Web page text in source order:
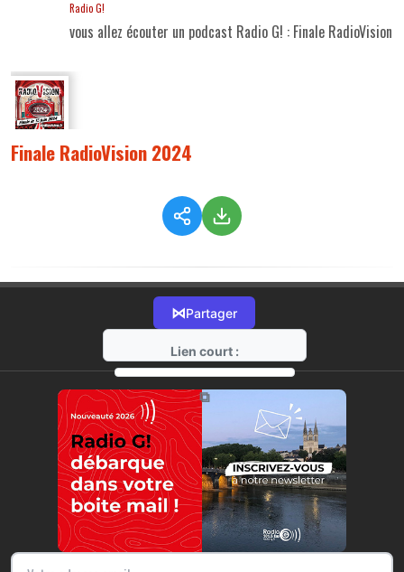
Radio G!
vous allez écouter un podcast Radio G! : Finale RadioVision
Finale RadioVision 2024
⋈Partager
Lien court :
https://radio-g.fr?13701
⧉